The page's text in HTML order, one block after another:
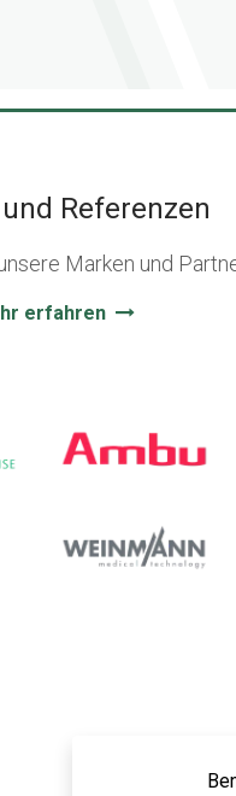
Referenzen
Marken und
erfahren